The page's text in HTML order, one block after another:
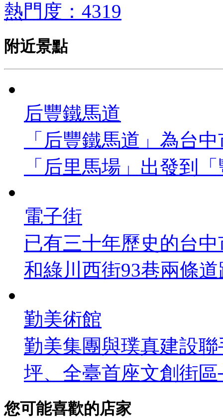
熱門度：4319
附近景點
后豐鐵馬道
「后豐鐵馬道」為台
「后里馬場」出發到
電子街
已有三十年歷史的台
和綠川西街93巷兩條
勤美術館
勤美集團與璞真建設
坪、全臺首座文創街
您可能喜歡的店家